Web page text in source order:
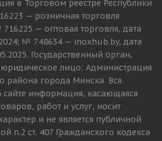
в Торговом реестре Республики
— розничная торговля
— оптовая торговля, дата
№ 748634 — inoxhub.by, дата
Государственный орган,
лицо: Администрация
района города Минска. Вся
сайте информация, касающаяся
работ и услуг, носит
и не является публичной
п.2 ст. 407 Гражданского кодекса